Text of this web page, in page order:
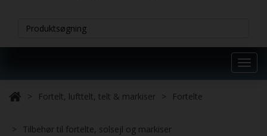
Fortelt, lufttelt, telt & markiser Fortelte
Tilbehør til fortelte, solsejl og markiser